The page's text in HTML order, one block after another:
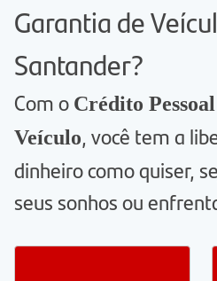
Garantia de
Santander?
Com o Crédito
Veículo, você tem a
dinheiro como quiser,
seus sonhos ou